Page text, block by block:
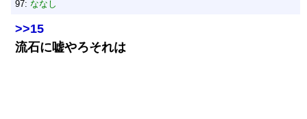
97: ななし
>>15
流石に嘘やろそれは